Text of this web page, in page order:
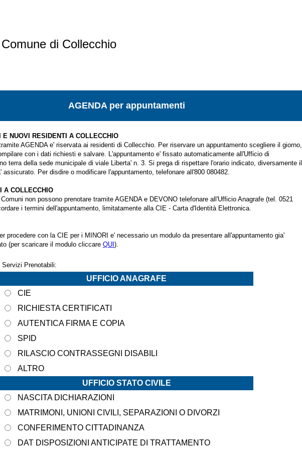
di Collecchio
AGENDA per appuntamenti
E NUOVI RESIDENTI A COLLECCHIO
AGENDA e' riservata ai residenti di Collecchio. Per riservare un appuntamento scegliere il giorno,
con i dati richiesti e salvare. L'appuntamento e' fissato automaticamente all'Ufficio di
terra della sede municipale di viale Liberta' n. 3. Si prega di rispettare l'orario indicato, diversamente il
assicurato. Per disdire o modificare l'appuntamento, telefonare all'800 080482.
A COLLECCHIO
Comuni non possono prenotare tramite AGENDA e DEVONO telefonare all'Ufficio Anagrafe (tel. 0521
i termini dell'appuntamento, limitatamente alla CIE - Carta d'Identità Elettronica.
procedere con la CIE per i MINORI e' necessario un modulo da presentare all'appuntamento gia'
(per scaricare il modulo cliccare QUI ).
Servizi Prenotabili:
UFFICIO ANAGRAFE
CIE
RICHIESTA CERTIFICATI
AUTENTICA FIRMA E COPIA
SPID
RILASCIO CONTRASSEGNI DISABILI
ALTRO
UFFICIO STATO CIVILE
NASCITA DICHIARAZIONI
MATRIMONI, UNIONI CIVILI, SEPARAZIONI O DIVORZI
CONFERIMENTO CITTADINANZA
DAT DISPOSIZIONI ANTICIPATE DI TRATTAMENTO